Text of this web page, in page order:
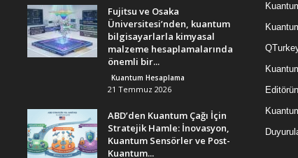
Fujitsu ve Osaka
Üniversitesi’nden, kuantum
bilgisayarlarla kimyasal
malzeme hesaplamalarında
önemli bir...
Kuantum Hesaplama
21 Temmuz 2026
ABD’den Kuantum Çağı İçin
Stratejik Hamle: İnovasyon,
Kuantum Sensörler ve Post-
Kuantum...